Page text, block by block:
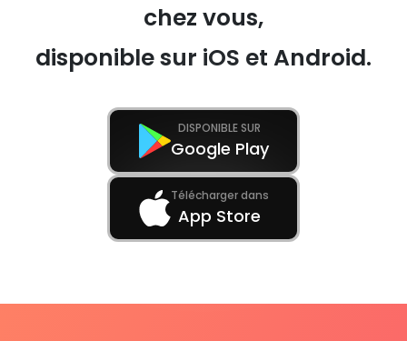
chez vous,
disponible sur iOS et Android.
DISPONIBLE SUR
Google Play
Télécharger dans
App Store